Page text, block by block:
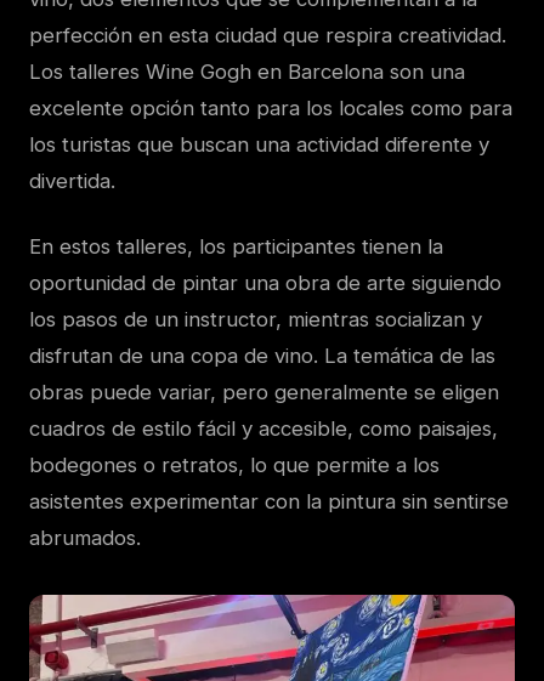
perfección en esta ciudad que respira creatividad.
Los talleres Wine Gogh en Barcelona son una
excelente opción tanto para los locales como para
los turistas que buscan una actividad diferente y
divertida.
En estos talleres, los participantes tienen la
oportunidad de pintar una obra de arte siguiendo
los pasos de un instructor, mientras socializan y
disfrutan de una copa de vino. La temática de las
obras puede variar, pero generalmente se eligen
cuadros de estilo fácil y accesible, como paisajes,
bodegones o retratos, lo que permite a los
asistentes experimentar con la pintura sin sentirse
abrumados.